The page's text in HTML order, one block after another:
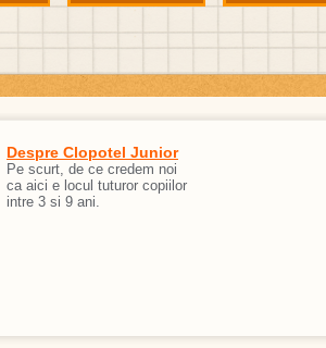
Despre Clopotel Junior
Pe scurt, de ce credem noi
ca aici e locul tuturor copiilor
intre 3 si 9 ani.